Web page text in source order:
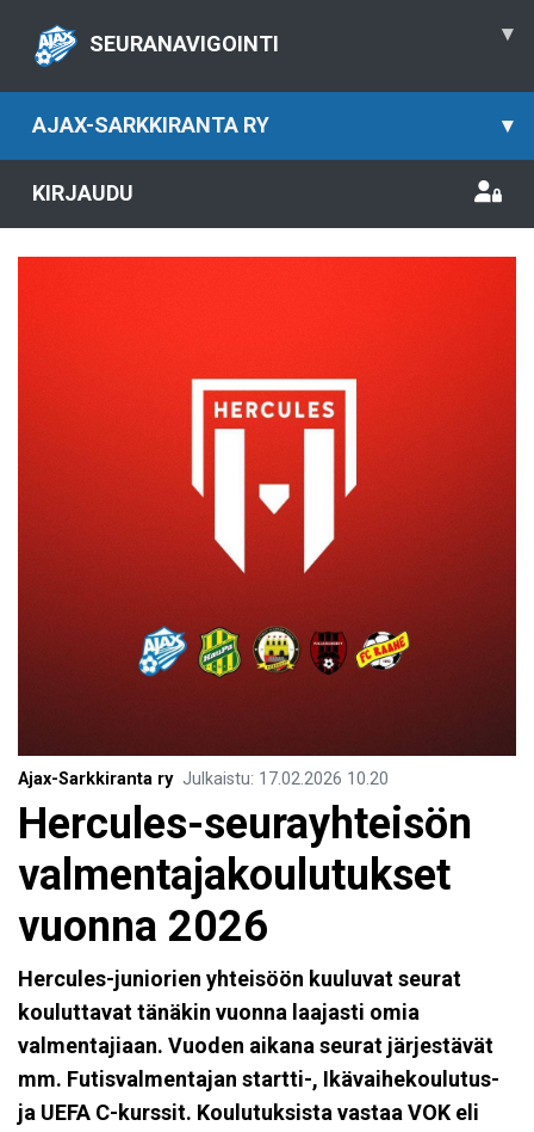
SEURANAVIGOINTI ▾
AJAX-SARKKIRANTA RY ▾
KIRJAUDU
Ajax-Sarkkiranta ry Julkaistu: 17.02.2026 10.20
Hercules-seurayhteisön
valmentajakoulutukset
vuonna 2026
Hercules-juniorien yhteisöön kuuluvat seurat
kouluttavat tänäkin vuonna laajasti omia
valmentajiaan. Vuoden aikana seurat järjestävät
mm. Futisvalmentajan startti-, Ikävaihekoulutus-
ja UEFA C-kurssit. Koulutuksista vastaa VOK eli